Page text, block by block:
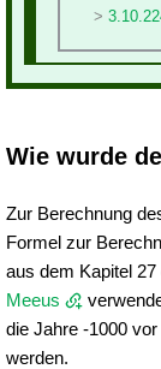
Wie wurde
Zur Berechnung
Formel zur
aus dem Kapitel
Meeus
die Jahre -1000
werden.